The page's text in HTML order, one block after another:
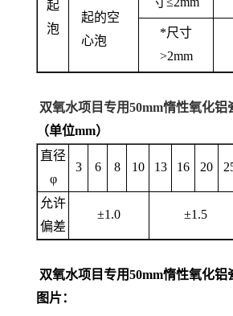
起
泡
起的空
心泡
*尺寸
>2mm
双氧水项目专用50mm惰性氧化铝
（单位mm）
直径
φ
3 6 8 10 13 16 20
允许
偏差
±1.0 ±1.5
双氧水项目专用50mm惰性氧化铝
图片：